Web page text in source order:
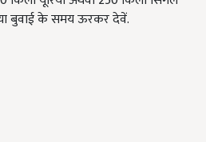
बुवाई के समय ऊरकर देवें.